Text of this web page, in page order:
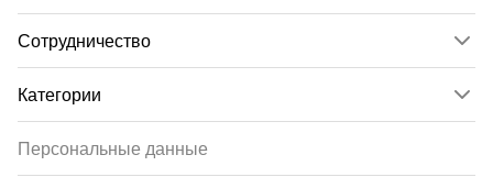
Сотрудничество
Категории
Персональные данные